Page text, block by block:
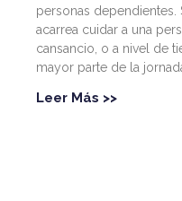
personas
acarrea cuidar a una
cansancio, o a nivel de
mayor parte de la
Leer Más >>